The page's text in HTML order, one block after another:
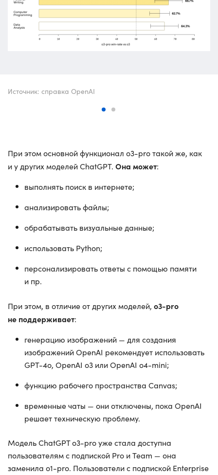
Источник: справка OpenAI
При этом основной функционал o3-pro такой же, как
и у других моделей ChatGPT. Она может:
выполнять поиск в интернете;
анализировать файлы;
обрабатывать визуальные данные;
использовать Python;
персонализировать ответы с помощью памяти
и пр.
При этом, в отличие от других моделей, o3-pro
не поддерживает:
генерацию изображений — для создания
изображений OpenAI рекомендует использовать
GPT-4o, OpenAI o3 или OpenAI o4-mini;
функцию рабочего пространства Canvas;
временные чаты — они отключены, пока OpenAI
решает техническую проблему.
Модель ChatGPT o3-pro уже стала доступна
пользователям с подпиской Pro и Team — она
заменила o1-pro. Пользователи с подпиской Enterprise